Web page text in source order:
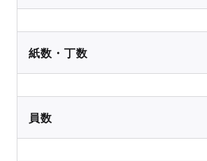
紙数・丁数
員数